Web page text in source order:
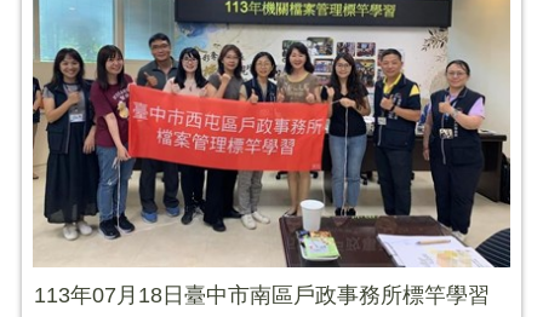
113年07月18日臺中市南區戶政事務所標竿學習